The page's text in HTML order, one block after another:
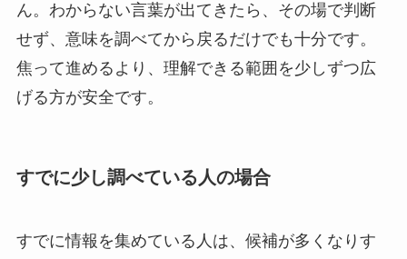
ん。わからない言葉が出てきたら、その場で判断
せず、意味を調べてから戻るだけでも十分です。
焦って進めるより、理解できる範囲を少しずつ広
げる方が安全です。
すでに少し調べている人の場合
すでに情報を集めている人は、候補が多くなりす